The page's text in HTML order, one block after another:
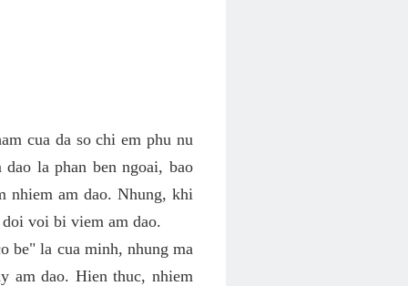
cua da so chi em phu nu
la phan ben ngoai, bao
nhiem am dao. Nhung, khi
voi bi viem am dao.
be" la cua minh, nhung ma
am dao. Hien thuc, nhiem